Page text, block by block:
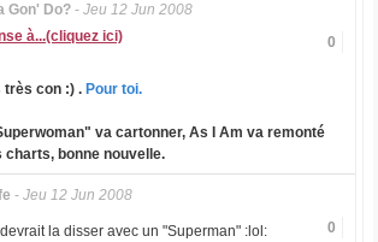
Gon' Do?- Jeu 12 Jun 2008
0
à...(cliquez ici)
très con :) . Pour toi.
va cartonner, As I Am va remonté
charts, bonne nouvelle.
- Jeu 12 Jun 2008
0
la disser avec un "Superman" :lol: